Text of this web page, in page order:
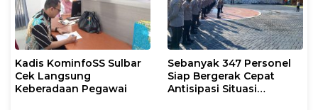
Kadis KominfoSS Sulbar
Cek Langsung
Keberadaan Pegawai
Sebanyak 347 Personel
Siap Bergerak Cepat
Antisipasi Situasi